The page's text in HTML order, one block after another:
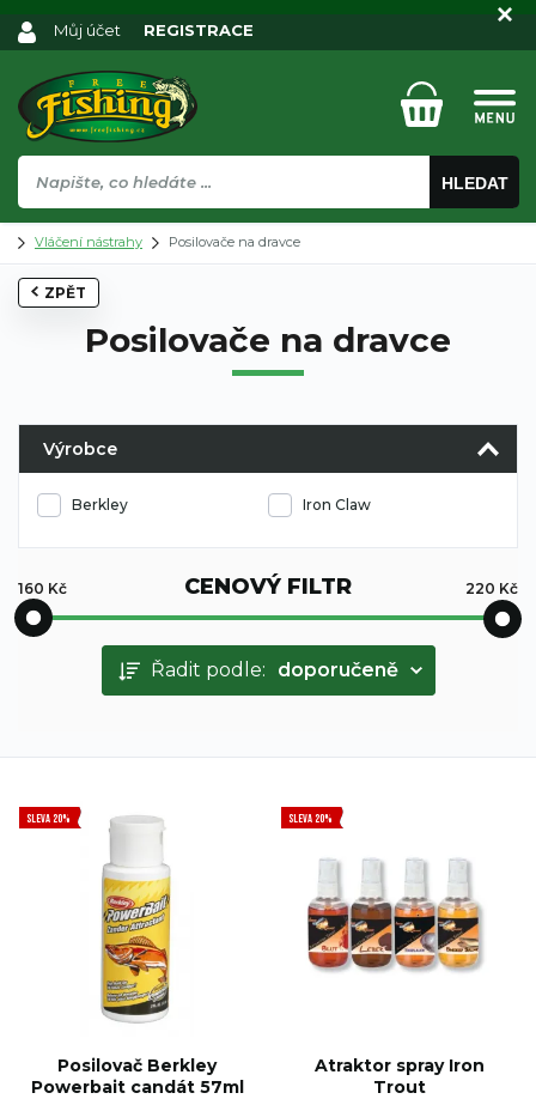
HLEDAT
Můj účet REGISTRACE
Vláčení nástrahy Posilovače na dravce
ZPĚT
Posilovače na dravce
Výrobce
Berkley Iron Claw
CENOVÝ FILTR
160 Kč 220 Kč
Řadit podle: doporučeně
SLEVA 20%
Posilovač Berkley
Powerbait candát 57ml
SLEVA 20%
Atraktor spray Iron
Trout